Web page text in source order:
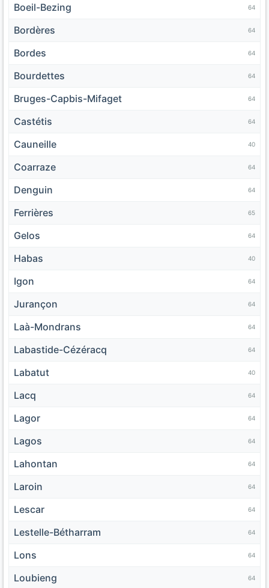
Boeil-Bezing 64
Bordères 64
Bordes 64
Bourdettes 64
Bruges-Capbis-Mifaget 64
Castétis 64
Cauneille 40
Coarraze 64
Denguin 64
Ferrières 65
Gelos 64
Habas 40
Igon 64
Jurançon 64
Laà-Mondrans 64
Labastide-Cézéracq 64
Labatut 40
Lacq 64
Lagor 64
Lagos 64
Lahontan 64
Laroin 64
Lescar 64
Lestelle-Bétharram 64
Lons 64
Loubieng 64